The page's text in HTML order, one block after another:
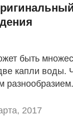
быть
капли воды.
2017